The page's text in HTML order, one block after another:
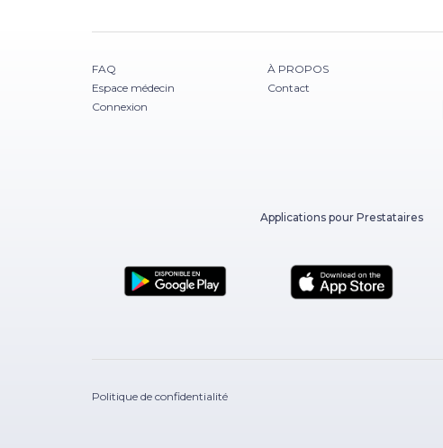
FAQ
Espace médecin
Connexion
À PROPOS
Contact
Applications pour Prestataires
Politique de confidentialité